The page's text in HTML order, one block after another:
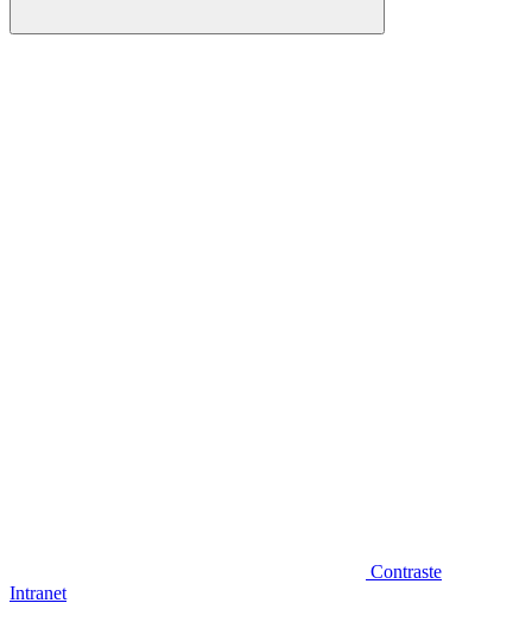
Buscar
Contraste
Intranet